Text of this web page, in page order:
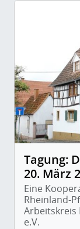
Tagung:
20. März
Eine
Rheinland-
Arbeitskreis
e.V.